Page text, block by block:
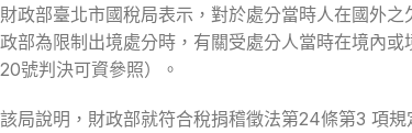
財政部臺北市國稅局表示，對於處分當時人在國外
政部為限制出境處分時，有關受處分人當時在境內
20號判決可資參照）。
該局說明，財政部就符合稅捐稽徵法第24條第3 項